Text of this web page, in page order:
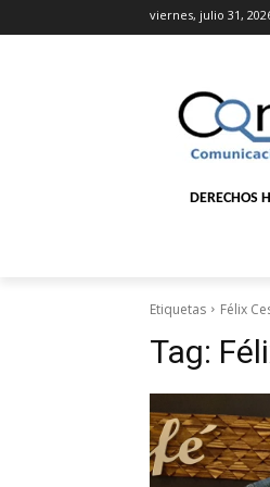
viernes, julio 31,
DERECHOS
Etiquetas Félix
Tag: